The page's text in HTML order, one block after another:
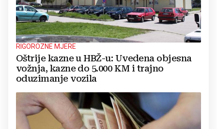
RIGOROZNE MJERE
Oštrije kazne u HBŽ-u: Uvedena objesna
vožnja, kazne do 5.000 KM i trajno
oduzimanje vozila